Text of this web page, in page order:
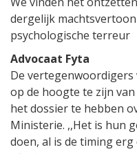
dergelijk
psychologi­sche terreur
Advocaat Fyta
De
op de hoogte te zijn
het dossier te hebben
Ministerie. ,,Het is hun
doen, al is de timing